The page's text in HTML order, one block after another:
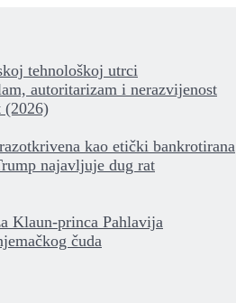
tehnološkoj utrci
autoritarizam i nerazvijenost
(2026)
kao etički bankrotirana
najavljuje dug rat
Klaun-princa Pahlavija
čuda